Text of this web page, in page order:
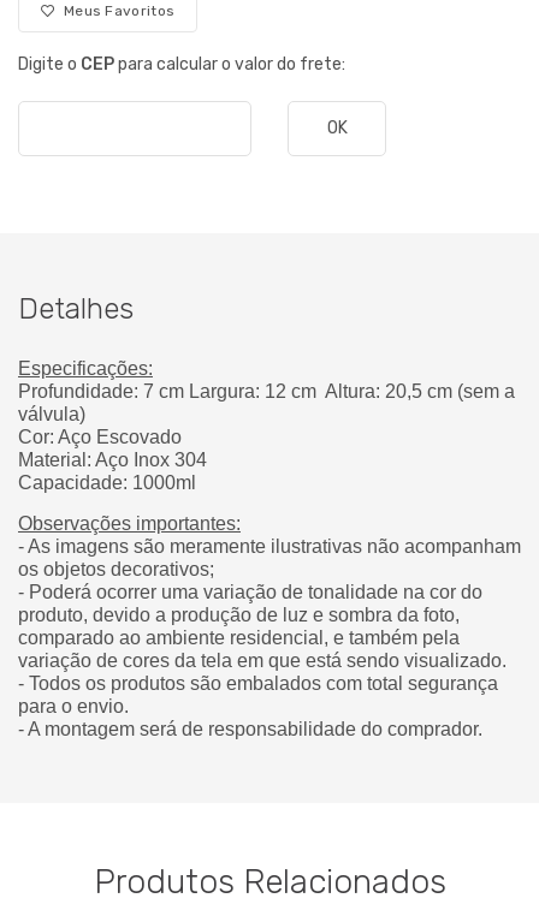
Meus Favoritos
Digite o CEPpara calcular o valor do frete:
OK
Detalhes
Especificações:
Profundidade: 7 cm Largura: 12 cm Altura: 20,5 cm (sem a
válvula)
Cor: Aço Escovado
Material: Aço Inox 304
Capacidade: 1000ml
Observações importantes:
- As imagens são meramente ilustrativas não acompanham
os objetos decorativos;
- Poderá ocorrer uma variação de tonalidade na cor do
produto, devido a produção de luz e sombra da foto,
comparado ao ambiente residencial, e também pela
variação de cores da tela em que está sendo visualizado.
- Todos os produtos são embalados com total segurança
para o envio.
- A montagem será de responsabilidade do comprador.
Produtos Relacionados